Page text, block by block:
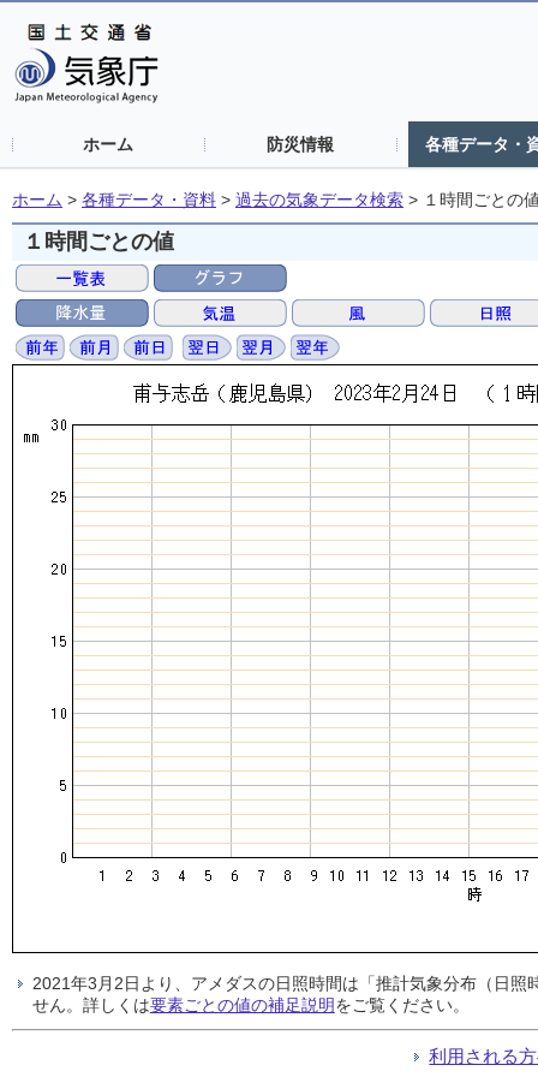
ホーム 防災情報 各種データ・
ホーム > 各種データ・資料 > 過去の気象データ検索 > １時間ごとの
１時間ごとの値
2021年3月2日より、アメダスの日照時間は「推計気象分布（日
せん。詳しくは要素ごとの値の補足説明をご覧ください。
利用される